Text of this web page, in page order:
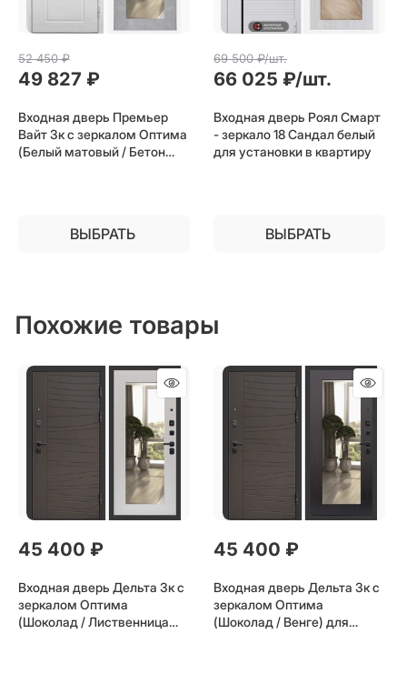
52 450 ₽
49 827 ₽
Входная дверь Премьер
Вайт 3к с зеркалом Оптима
(Белый матовый / Бетон
ВЫБРАТЬ
69 500 ₽/шт.
66 025 ₽/шт.
Входная дверь Роял Смарт
- зеркало 18 Сандал белый
для установки в квартиру
ВЫБРАТЬ
Похожие товары
45 400 ₽
Входная дверь Дельта 3к с
зеркалом Оптима
(Шоколад / Лиственница
45 400 ₽
Входная дверь Дельта 3к с
зеркалом Оптима
(Шоколад / Венге) для